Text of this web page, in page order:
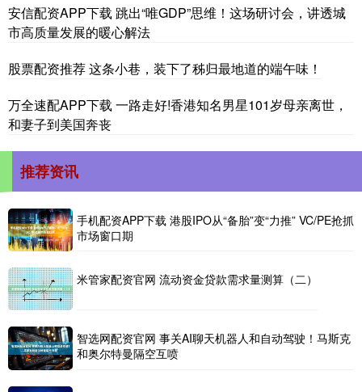
安信配资APP下载 跳出“唯GDP”思维！这场研讨会，讲透城
市高质量发展的暖心解法
股票配资推荐 这条小巷，装下了秭归最地道的端午味！
万全速配APP下载 一路走好!香港知名男星101岁母亲离世，
和妻子到美国奔丧
推荐资讯
手机配资APP下载 港股IPO从“备胎”变“力推” VC/PE抢抓
市场窗口期
米管家配资官网 流动资金贷款需求量测算（二）
智选网配资官网 事关AI聊天机器人和自动驾驶！马斯克
和奥尔特曼隔空互喷